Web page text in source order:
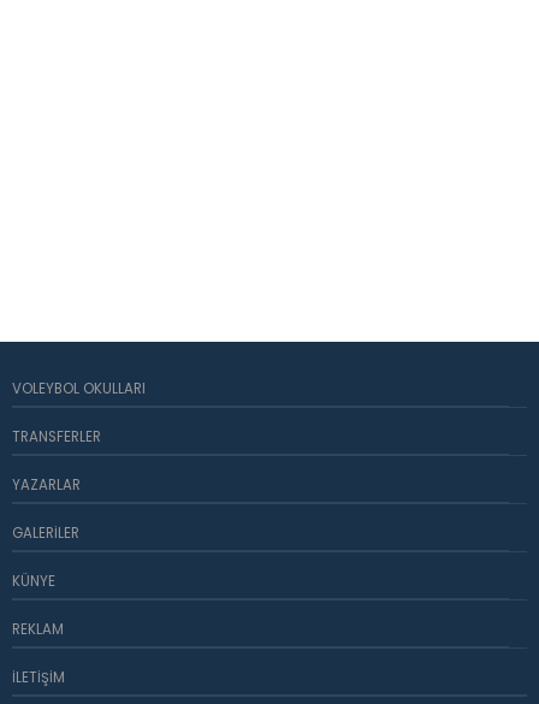
VOLEYBOL OKULLARI
TRANSFERLER
YAZARLAR
GALERILER
KÜNYE
REKLAM
İLETIŞIM